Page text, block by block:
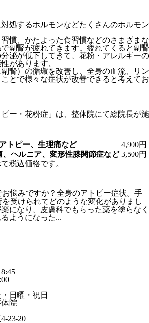
処するホルモンなどたくさんのホルモン
慣、かたよった食習慣などのさまざまな
副腎が疲れてきます。疲れてくると副腎
泌が低下してきて、花粉・アレルギーの
があります。
腎）の循環を改善し、全身の血流、リン
とで様々な症状が改善できると考えてお
ピー・花粉症」は、整体院にて総院長が施
トピー、生理痛など
4,900円
、ヘルニア、変形性膝関節症など 3,500円
税込価格です。
お悩みですか？全身のアトピー症状。手
を受けられてどのような変化がありまし
になり、皮膚科でもらった薬を塗らなく
ようになった...
日曜・祝日
院
23-20